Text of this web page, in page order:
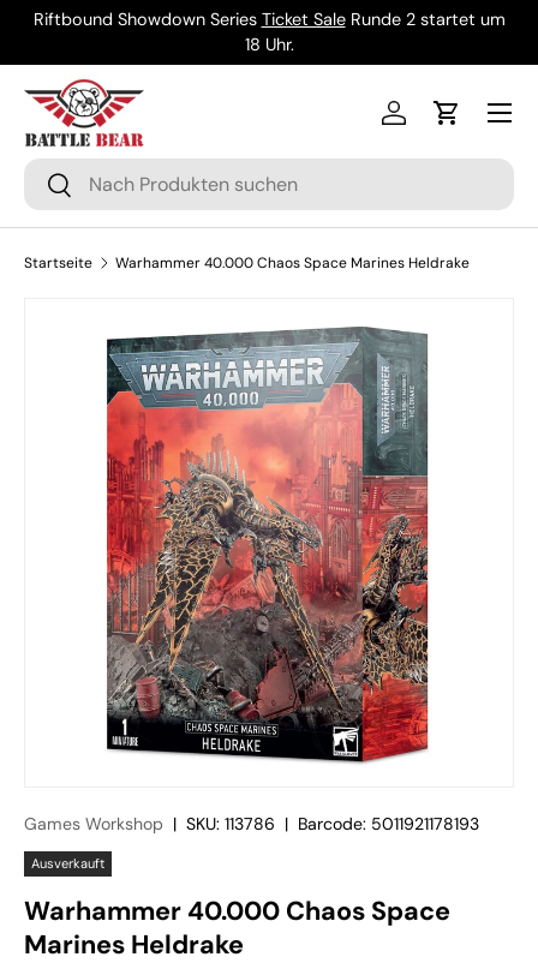
Riftbound Showdown Series Ticket SaleRunde 2 startet um
18 Uhr.
Suchen
Suchen
Einloggen
Menü
Startseite Warhammer 40.000 Chaos Space Marines Heldrake
Games Workshop | SKU: 113786 | Barcode: 5011921178193
Ausverkauft
Warhammer 40.000 Chaos Space
Marines Heldrake